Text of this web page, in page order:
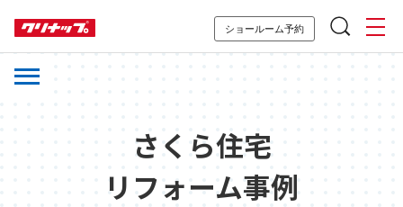
ショールーム予約
さくら住宅
リフォーム事例